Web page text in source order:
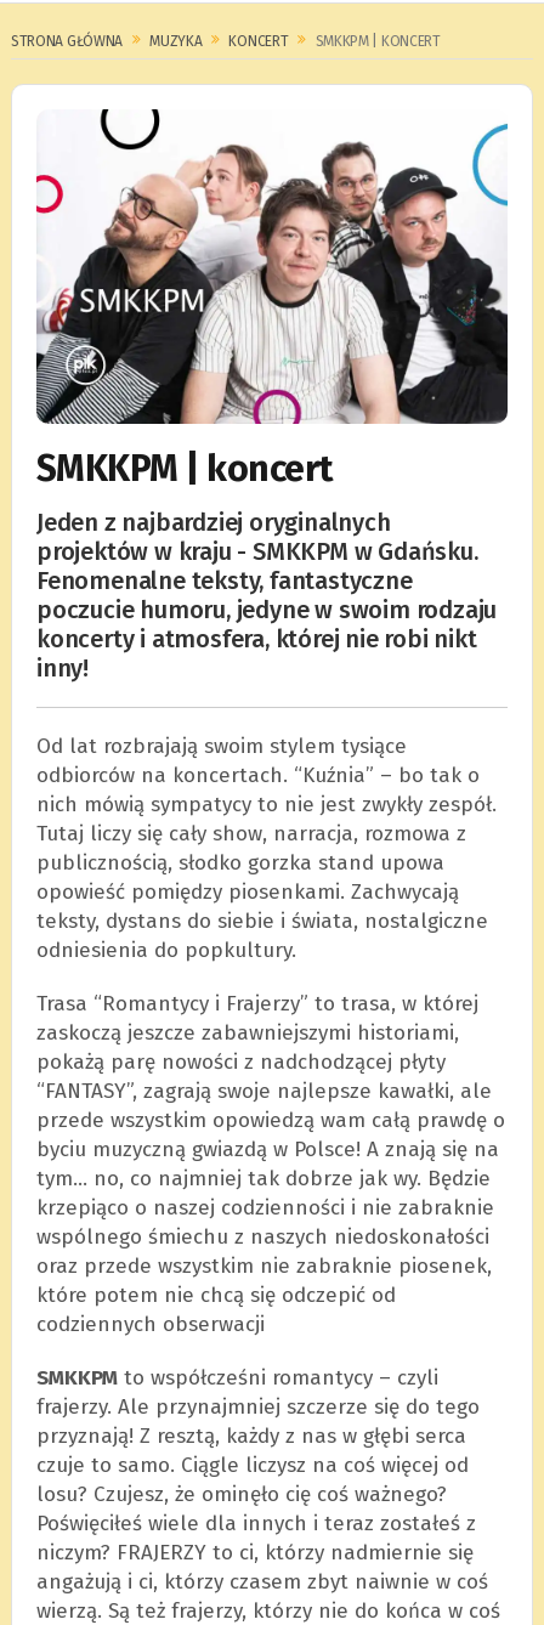
STRONA GŁÓWNA MUZYKA KONCERT SMKKPM | KONCERT
SMKKPM | koncert
Jeden z najbardziej oryginalnych
projektów w kraju - SMKKPM w Gdańsku.
Fenomenalne teksty, fantastyczne
poczucie humoru, jedyne w swoim rodzaju
koncerty i atmosfera, której nie robi nikt
inny!
Od lat rozbrajają swoim stylem tysiące
odbiorców na koncertach. “Kuźnia” – bo tak o
nich mówią sympatycy to nie jest zwykły zespół.
Tutaj liczy się cały show, narracja, rozmowa z
publicznością, słodko gorzka stand upowa
opowieść pomiędzy piosenkami. Zachwycają
teksty, dystans do siebie i świata, nostalgiczne
odniesienia do popkultury.
Trasa “Romantycy i Frajerzy” to trasa, w której
zaskoczą jeszcze zabawniejszymi historiami,
pokażą parę nowości z nadchodzącej płyty
“FANTASY”, zagrają swoje najlepsze kawałki, ale
przede wszystkim opowiedzą wam całą prawdę o
byciu muzyczną gwiazdą w Polsce! A znają się na
tym… no, co najmniej tak dobrze jak wy. Będzie
krzepiąco o naszej codzienności i nie zabraknie
wspólnego śmiechu z naszych niedoskonałości
oraz przede wszystkim nie zabraknie piosenek,
które potem nie chcą się odczepić od
codziennych obserwacji
SMKKPMto współcześni romantycy – czyli
frajerzy. Ale przynajmniej szczerze się do tego
przyznają! Z resztą, każdy z nas w głębi serca
czuje to samo. Ciągle liczysz na coś więcej od
losu? Czujesz, że ominęło cię coś ważnego?
Poświęciłeś wiele dla innych i teraz zostałeś z
niczym? FRAJERZY to ci, którzy nadmiernie się
angażują i ci, którzy czasem zbyt naiwnie w coś
wierzą. Są też frajerzy, którzy nie do końca w coś